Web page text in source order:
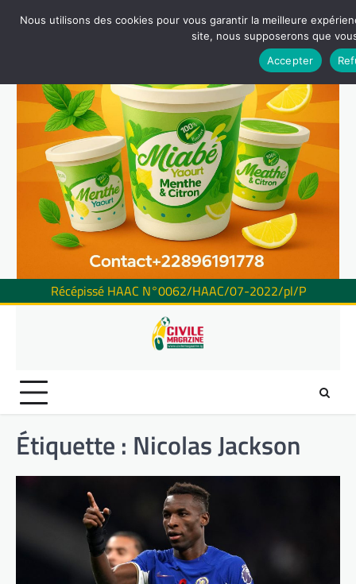
Récépissé HAAC N°0062/HAAC/07-2022/pl/P
Étiquette : Nicolas Jackson
Nous utilisons des cookies pour vous garantir la meilleure
site, nous supposerons que
Accepter